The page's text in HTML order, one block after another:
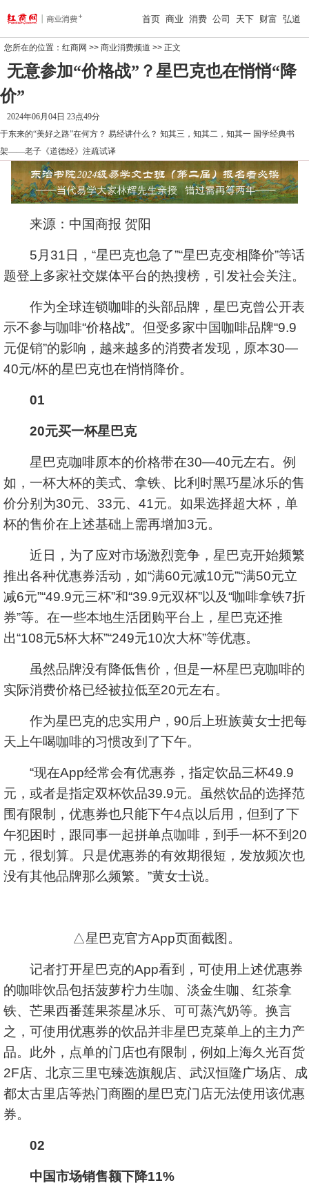
首页 商业 消费 公司 天下 财富 弘道
您所在的位置： 红商网 >> 商业消费频道 >> 正文
无意参加“价格战”？星巴克也在悄悄“降
价”
2024年06月04日 23点49分
于东来的“美好之路”在何方？ 易经讲什么？ 知其三，知其二，知其一 国学经典书
架——老子《道德经》注疏试译
来源：中国商报 贺阳
5月31日，“星巴克也急了”“星巴克变相降价”等话
题登上多家社交媒体平台的热搜榜，引发社会关注。
作为全球连锁咖啡的头部品牌，星巴克曾公开表
示不参与咖啡“价格战”。但受多家中国咖啡品牌“9.9
元促销”的影响，越来越多的消费者发现，原本30—
40元/杯的星巴克也在悄悄降价。
01
20元买一杯星巴克
星巴克咖啡原本的价格带在30—40元左右。例
如，一杯大杯的美式、拿铁、比利时黑巧星冰乐的售
价分别为30元、33元、41元。如果选择超大杯，单
杯的售价在上述基础上需再增加3元。
近日，为了应对市场激烈竞争，星巴克开始频繁
推出各种优惠券活动，如“满60元减10元”“满50元立
减6元”“49.9元三杯”和“39.9元双杯”以及“咖啡拿铁7折
券”等。在一些本地生活团购平台上，星巴克还推
出“108元5杯大杯”“249元10次大杯”等优惠。
虽然品牌没有降低售价，但是一杯星巴克咖啡的
实际消费价格已经被拉低至20元左右。
作为星巴克的忠实用户，90后上班族黄女士把每
天上午喝咖啡的习惯改到了下午。
“现在App经常会有优惠券，指定饮品三杯49.9
元，或者是指定双杯饮品39.9元。虽然饮品的选择范
围有限制，优惠券也只能下午4点以后用，但到了下
午犯困时，跟同事一起拼单点咖啡，到手一杯不到20
元，很划算。只是优惠券的有效期很短，发放频次也
没有其他品牌那么频繁。”黄女士说。
△星巴克官方App页面截图。
记者打开星巴克的App看到，可使用上述优惠券
的咖啡饮品包括菠萝柠力生咖、淡金生咖、红茶拿
铁、芒果西番莲果茶星冰乐、可可蒸汽奶等。换言
之，可使用优惠券的饮品并非星巴克菜单上的主力产
品。此外，点单的门店也有限制，例如上海久光百货
2F店、北京三里屯臻选旗舰店、武汉恒隆广场店、成
都太古里店等热门商圈的星巴克门店无法使用该优惠
券。
02
中国市场销售额下降11%